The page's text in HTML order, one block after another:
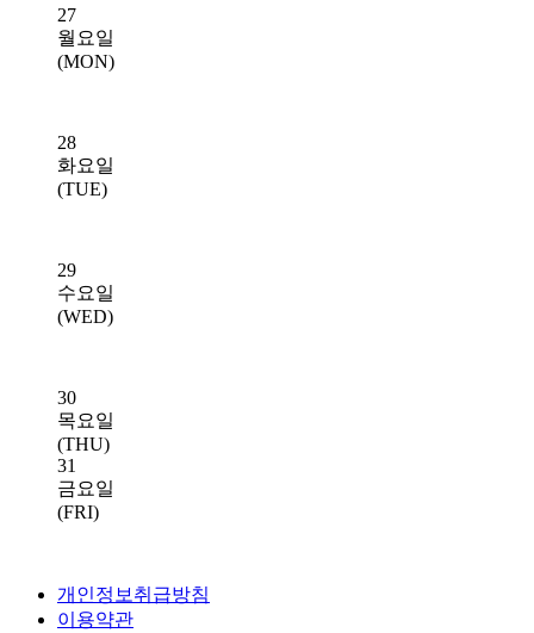
27
월요일
(MON)
28
화요일
(TUE)
29
수요일
(WED)
30
목요일
(THU)
31
금요일
(FRI)
개인정보취급방침
이용약관